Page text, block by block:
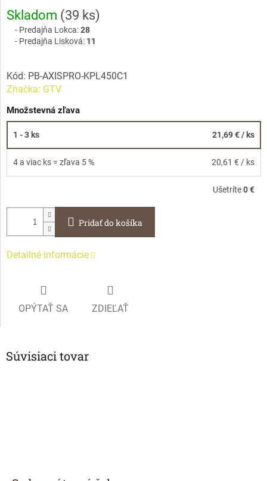
Jednotková
cena:
Skladom (39 ks)
Predajňa Lokca:28
Predajňa Lisková: 11
Kód: PB-AXISPRO-KPL450C1
Značka: GTV
Množstevná zľava
1 - 3 ks 21,69 €/ ks
4 a viac ks = zľava 5 % 20,61 € / ks
Ušetríte0 €
Pridať do košíka
Detailné informácie
OPÝTAŤ SA ZDIEĽAŤ
Súvisiaci tovar